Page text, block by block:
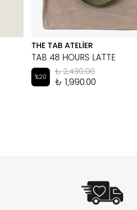
THE TAB ATELİER
TAB 48 HOURS LATTE
%20 ₺ 2,490.00
₺ 1,990.00